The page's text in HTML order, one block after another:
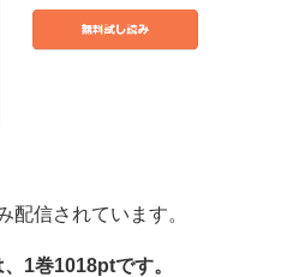
配信されています。
1巻1018ptです。